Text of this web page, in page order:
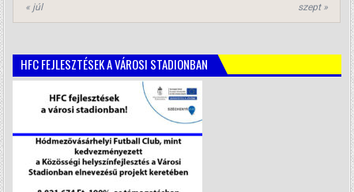
« júl szept »
HFC FEJLESZTÉSEK A VÁROSI STADIONBAN